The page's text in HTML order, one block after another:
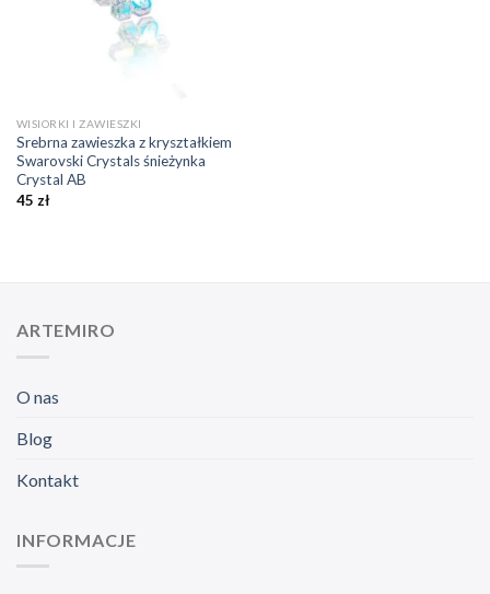
WISIORKI I ZAWIESZKI
Srebrna zawieszka z kryształkiem
Swarovski Crystals śnieżynka
Crystal AB
45 zł
ARTEMIRO
O nas
Blog
Kontakt
INFORMACJE